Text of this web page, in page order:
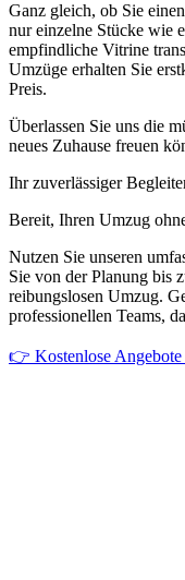
Ganz gleich, ob Sie
nur einzelne Stücke wie
empfindliche Vitrine
Umzüge erhalten Sie
Preis.
Überlassen Sie uns die
neues Zuhause freuen
Ihr zuverlässiger
Bereit, Ihren Umzug
Nutzen Sie unseren
Sie von der Planung bis
reibungslosen Umzug.
professionellen Teams,
👉 Kostenlose Angebote